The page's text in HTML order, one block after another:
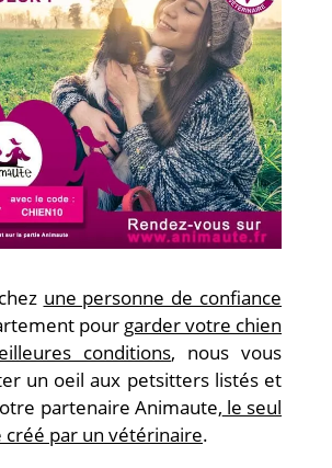
une personne de confiance
pour garder votre chien
conditions, nous vous
un oeil aux petsitters listés et
partenaire Animaute, le seul
créé par un vétérinaire.